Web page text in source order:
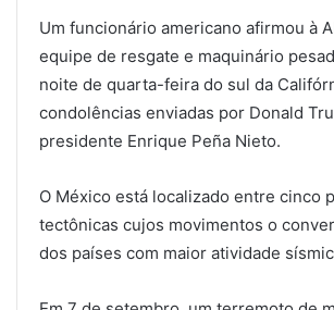
Um funcionário americano afirmou à
equipe de resgate e maquinário
noite de quarta-feira do sul da
condolências enviadas por Donald
presidente Enrique Peña Nieto.
O México está localizado entre cinco
tectônicas cujos movimentos o
dos países com maior atividade